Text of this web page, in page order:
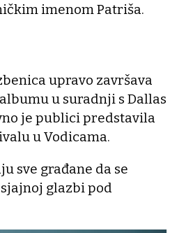
imenom Patriša.
upravo završava
u suradnji s Dallas
je publici predstavila
u Vodicama.
sve građane da se
glazbi pod